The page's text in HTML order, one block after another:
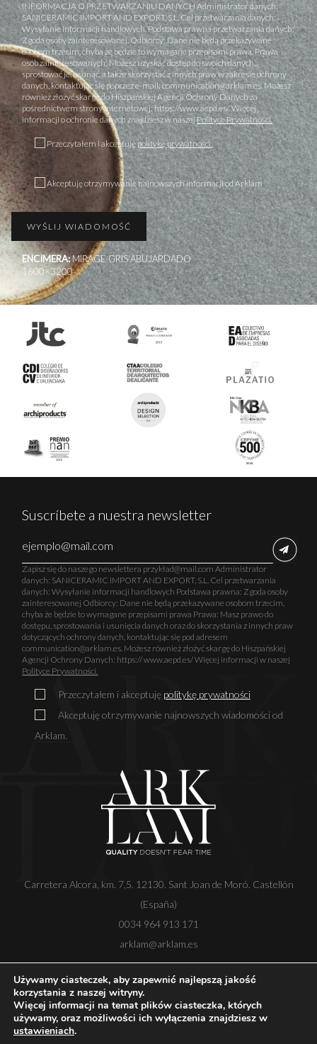
ENCIMERA:MIRAGE GRIS ABUJARDADO
1600×3200
INFORMACJA O PRZETWARZANIU DANYCH Administrator danych:
SANICERAMIC IMPORT AND EXPORT, S.L. Cel przetwarzania danych:
Wysyłanie informacji handlowych. Podstawa prawna przetwarzania danych:
Zgoda osoby zainteresowanej. Odbiorcy: Dane nie będą przekazywane
osobom trzecim, chyba że będzie to wymagane przepisami prawa. Prawa
osób zainteresowanych: Możesz uzyskać dostęp do swoich danych,
sprostować je, usunąć, a także skorzystać z innych praw w zakresie ochrony
danych, kontaktując się poprzez e-mail: communication@arklam.es. Możesz
również złożyć skargę do Hiszpańskiej Agencji Ochrony Danych za
pośrednictwem strony internetowej: https://www.aepd.es/. Więcej
informacji o ochronie danych znajdziesz w naszejPolityce Prywatności.
Przeczytałem i akceptujępolitykę prywatności.
Akceptuję otrzymywanie najnowszych informacji od Arklam
Carretera Alcora, km. 7,5. 12130. Sant Joan de Moró. Castellón
(España)
0034 964 913 171
arklam@arklam.es
Suscríbete a nuestra newsletter
Zapisz się do naszego newslettera przykład@mail.com Administrator
danych: SANICERAMIC IMPORT AND EXPORT, S.L. Cel przetwarzania
danych: Wysyłanie informacji handlowych Podstawa prawna: Zgoda osoby
zainteresowanej Odbiorcy: Dane nie będą przekazywane osobom trzecim,
chyba że będzie to wymagane przepisami prawa Prawa: Masz prawo do
dostępu, sprostowania i usunięcia danych oraz do skorzystania z innych praw
dotyczących ochrony danych, kontaktując się pod adresem
communication@arklam.es. Możesz również złożyć skargę do Hiszpańskiej
Agencji Ochrony Danych: https:// www.aepd.es/ Więcej informacji w naszej
Polityce Prywatności.
Przeczytałem i akceptuję politykę prywatności
Akceptuję otrzymywanie najnowszych wiadomości od
Arklam.
Copyright Nota prawna
Polityka prywatności
Polityka plików cookie
Używamy ciasteczek, aby zapewnić najlepszą jakość
korzystania z naszej witryny.
Więcej informacji na temat plików ciasteczka, których
używamy, oraz możliwości ich wyłączenia znajdziesz w
ustawieniach.